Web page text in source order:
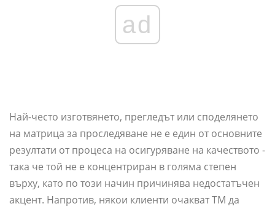
ad
Най-често изготвянето, прегледът или споделянето
на матрица за проследяване не е един от основните
резултати от процеса на осигуряване на качеството -
така че той не е концентриран в голяма степен
върху, като по този начин причинява недостатъчен
акцент. Напротив, някои клиенти очакват ТМ да